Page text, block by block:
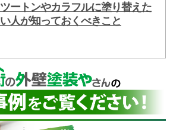
ツートンやカラフルに塗り替えた
い人が知っておくべきこと